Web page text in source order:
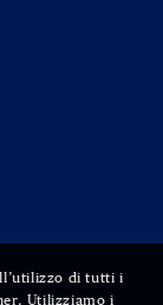
di tutti i
Utilizziamo i